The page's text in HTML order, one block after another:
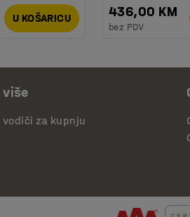
U KOŠARICU 436,00 KM
bez PDV
vodiči za kupnju